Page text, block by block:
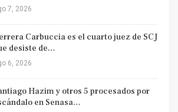
7, 2026
Carbuccia es el cuarto juez de SCJ
desiste de…
6, 2026
Hazim y otros 5 procesados por
en Senasa…